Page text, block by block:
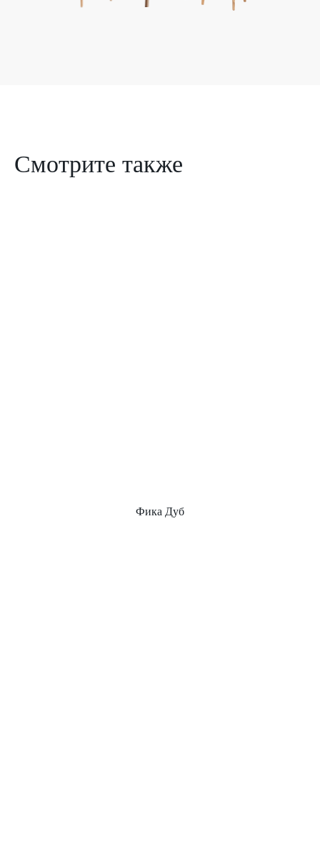
Смотрите также
Фика Дуб